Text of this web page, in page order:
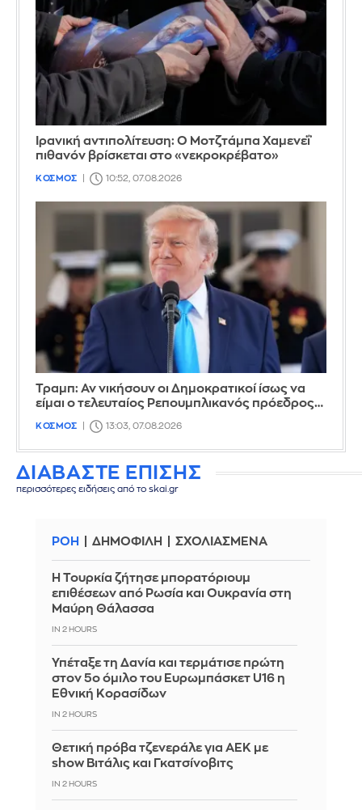
Ιρανική αντιπολίτευση: Ο Μοτζτάμπα Χαμενεΐ
πιθανόν βρίσκεται στο «νεκροκρέβατο»
ΚΟΣΜΟΣ 10:52, 07.08.2026
Τραμπ: Αν νικήσουν οι Δημοκρατικοί ίσως να
είμαι ο τελευταίος Ρεπουμπλικανός πρόεδρος…
ΚΟΣΜΟΣ 13:03, 07.08.2026
ΔΙΑΒΑΣΤΕ ΕΠΙΣΗΣ
περισσότερες ειδήσεις από το skai.gr
ΡΟΗ ΔΗΜΟΦΙΛΗ ΣΧΟΛΙΑΣΜΕΝΑ
Η Τουρκία ζήτησε μπορατόριουμ
επιθέσεων από Ρωσία και Ουκρανία στη
Μαύρη Θάλασσα
IN 2 HOURS
Υπέταξε τη Δανία και τερμάτισε πρώτη
στον 5ο όμιλο του Ευρωμπάσκετ U16 η
Εθνική Κορασίδων
IN 2 HOURS
Θετική πρόβα τζενεράλε για ΑΕΚ με
show Βιτάλις και Γκατσίνοβιτς
IN 2 HOURS